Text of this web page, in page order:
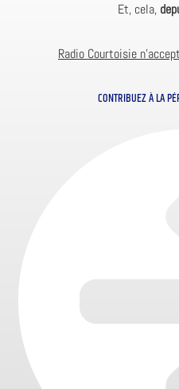
Et, cela,
Radio Courtoisie
CONTRIBUEZ À LA